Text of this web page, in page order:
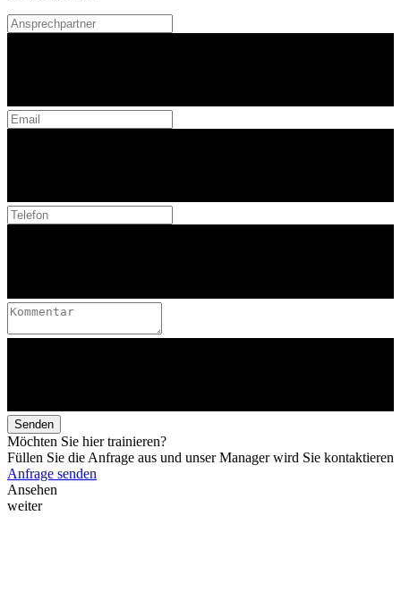
Senden
Möchten Sie hier trainieren?
Füllen Sie die Anfrage aus und unser Manager wird Sie kontaktieren
Anfrage senden
Ansehen
weiter